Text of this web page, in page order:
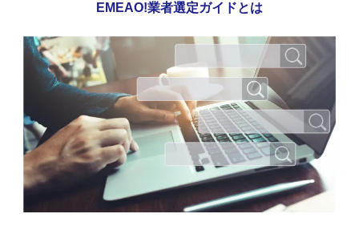
EMEAO!業者選定ガイドとは